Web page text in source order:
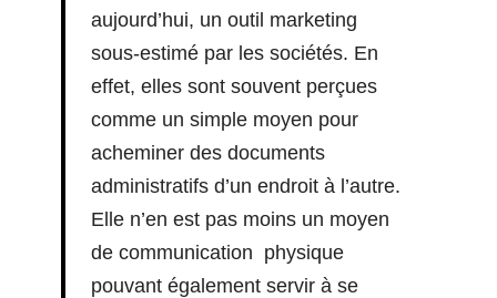
aujourd’hui, un outil marketing
sous-estimé par les sociétés. En
effet, elles sont souvent perçues
comme un simple moyen pour
acheminer des documents
administratifs d’un endroit à l’autre.
Elle n’en est pas moins un moyen
de communication physique
pouvant également servir à se